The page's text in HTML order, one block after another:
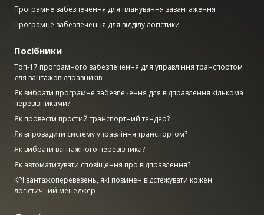
Програмне забезпечення для планування завантаження
Програмне забезпечення для відділу логістики
Посібники
Топ-17 програмного забезпечення для управління транспортом
для вантажовідправників
Як вибрати програмне забезпечення для відправлення кількома
перевізниками?
Як провести простий транспортний тендер?
Як впровадити систему управління транспортом?
Як вибрати вантажного перевізника?
Як автоматизувати сповіщення про відправлення?
KPI вантажоперевезень, які повинен відстежувати кожен
логістичний менеджер